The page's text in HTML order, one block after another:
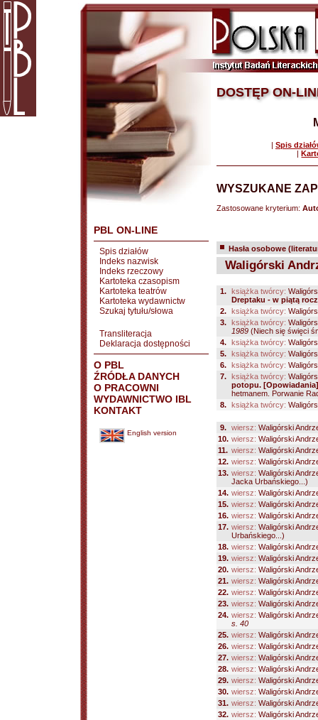
PBL ON-LINE
Spis działów
Indeks nazwisk
Indeks rzeczowy
Kartoteka czasopism
Kartoteka teatrów
Kartoteka wydawnictw
Szukaj tytułu/słowa
Transliteracja
Deklaracja dostępności
O PBL
ŹRÓDŁA DANYCH
O PRACOWNI
WYDAWNICTWO IBL
KONTAKT
English version
DOSTĘP ON-
| Spis
|
WYSZUKANE
Zastosowane kryterium:
Hasła osobowe
Waligórski
1. książka twórcy:
Dreptaku - w piątą
2. książka twórcy:
3. książka twórcy:
1989 (Niech się święci
4. książka twórcy:
5. książka twórcy:
6. książka twórcy:
7. książka twórcy:
potopu. [Opowiadania]
hetmanem. Porwanie
8. książka twórcy:
9. wiersz: Waligórski
10. wiersz: Waligórski
11. wiersz: Waligórski
12. wiersz: Waligórski
13. wiersz: Waligórski
Jacka Urbańskiego...)
14. wiersz: Waligórski
15. wiersz: Waligórski
16. wiersz: Waligórski
17. wiersz: Waligórski
Urbańskiego...)
18. wiersz: Waligórski
19. wiersz: Waligórski
20. wiersz: Waligórski
21. wiersz: Waligórski
22. wiersz: Waligórski
23. wiersz: Waligórski
24. wiersz: Waligórski
s. 40
25. wiersz: Waligórski
26. wiersz: Waligórski
27. wiersz: Waligórski
28. wiersz: Waligórski
29. wiersz: Waligórski
30. wiersz: Waligórski
31. wiersz: Waligórski
32. wiersz: Waligórski